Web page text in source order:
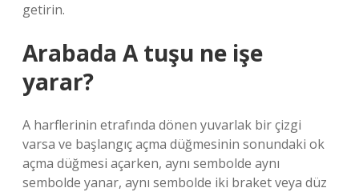
getirin.
Arabada A tuşu ne işe
yarar?
A harflerinin etrafında dönen yuvarlak bir çizgi
varsa ve başlangıç ​​açma düğmesinin sonundaki ok
açma düğmesi açarken, aynı sembolde aynı
sembolde yanar, aynı sembolde iki braket veya düz